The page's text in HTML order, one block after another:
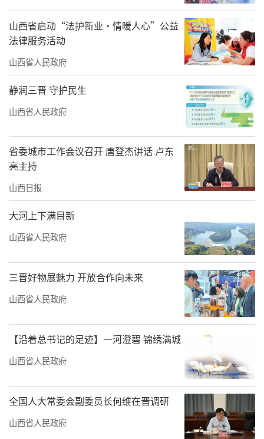
产潜力，全面推动单产提升，带动粮食作物大
面积均衡增产，力争全年粮食播种面积达到
413.18万亩，产量达到25.92亿斤以上。
与此同时，朔州市全力推进“吨粮田”创
建，在朔城区、应县、山阴县、怀仁县，依托
现有水浇地和高标准农田，集成推广精量播
种、病虫害绿色防控等增产技术，打造20万亩
玉米“吨粮田”，树立增产标杆。
希望在田野上，全方位提升我省粮食综合
生产能力，贯彻落实新一轮千亿斤粮食产能提
升的“山西行动”，必将为建设农业强国作出
山西贡献。
责任编辑：王璐璐
山西省启动“法护新业·情暖人心”公益
法律服务活动
山西省人民政府
静润三晋 守护民生
山西省人民政府
省委城市工作会议召开 唐登杰讲话 卢东
亮主持
山西日报
大河上下满目新
山西省人民政府
三晋好物展魅力 开放合作向未来
山西省人民政府
【沿着总书记的足迹】一河澄碧 锦绣满城
山西省人民政府
全国人大常委会副委员长何维在晋调研
山西省人民政府